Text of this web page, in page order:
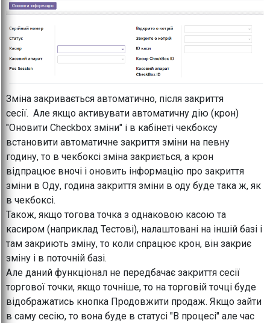
Зміна закривається автоматично, після закриття
сесії. Але якщо активувати автоматичну дію (крон)
"Оновити Checkbox зміни" і в кабінеті чекбоксу
встановити автоматичне закриття зміни на певну
годину, то в чекбоксі зміна закриється, а крон
відпрацює вночі і оновить інформацію про закриття
зміни в Оду, година закриття зміни в оду буде така ж, як
в чекбоксі.
Також, якщо тогова точка з однаковою касою та
касиром (наприклад Тестові), налаштовані на іншій базі і
там закриють зміну, то коли спрацює крон, він закриє
зміну і в поточній базі.
Але даний функціонал не передбачає закриття сесії
торгової точки, якщо точніше, то на торговій точці буде
відображатись кнопка Продовжити продаж. Якщо зайти
в саму сесію, то вона буде в статусі "В процесі" але час